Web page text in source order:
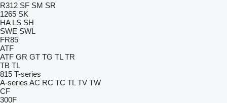
R312 SF SM SR
1265 SK
HA LS SH
SWE SWL
FR85
ATF
ATF GR GT TG TL TR
TB TL
815 T-series
A-series AC RC TC TL TV TW
CF
300F